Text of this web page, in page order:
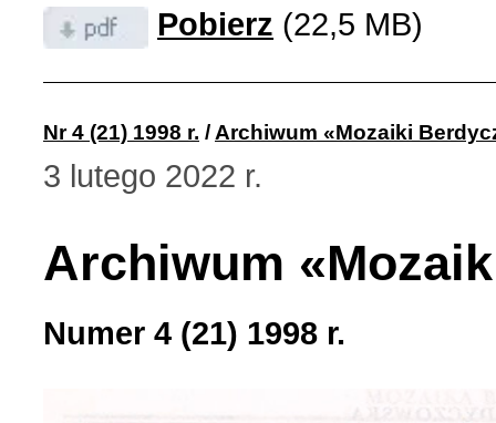
Pobierz (22,5 MB)
Nr 4 (21) 1998 r. / Archiwum «Mozaiki
3 lutego 2022 r.
Archiwum
Numer 4 (21) 1998 r.